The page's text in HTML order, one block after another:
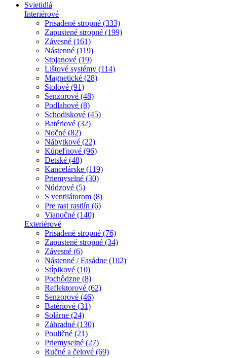
Svietidlá
Interiérové
Prisadené stropné (333)
Zapustené stropné (199)
Závesné (161)
Nástenné (119)
Stojanové (19)
Lištové systémy (114)
Magnetické (28)
Stolové (91)
Senzorové (48)
Podlahové (8)
Schodiskové (45)
Batériové (32)
Nočné (82)
Nábytkové (22)
Kúpeľnové (96)
Detské (48)
Kancelárske (119)
Priemyselné (30)
Núdzové (5)
S ventilátorom (8)
Pre rast rastlín (6)
Vianočné (140)
Exteriérové
Prisadené stropné (76)
Zapustené stropné (34)
Závesné (6)
Nástenné / Fasádne (102)
Stĺpikové (10)
Pochôdzne (8)
Reflektorové (62)
Senzorové (46)
Batériové (31)
Solárne (24)
Záhradné (130)
Pouličné (21)
Priemyselné (27)
Ručné a čelové (69)